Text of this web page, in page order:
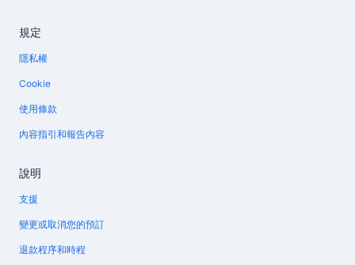
規定
隱私權
Cookie
使用條款
內容指引和報告內容
說明
支援
變更或取消您的預訂
退款程序和時程